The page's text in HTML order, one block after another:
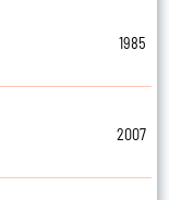
1985
2007